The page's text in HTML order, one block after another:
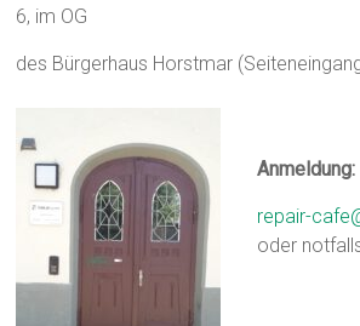
6, im OG
des Bürgerhaus Horstmar
Anmeldung:
repair-
oder